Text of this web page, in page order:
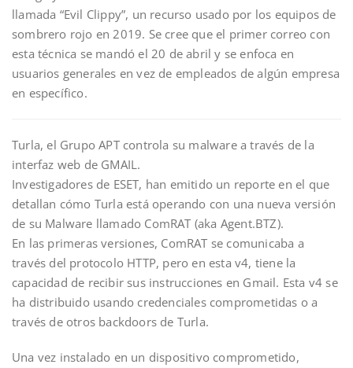
llamada “Evil Clippy”, un recurso usado por los equipos de
sombrero rojo en 2019. Se cree que el primer correo con
esta técnica se mandó el 20 de abril y se enfoca en
usuarios generales en vez de empleados de algún empresa
en específico.
Turla, el Grupo APT controla su malware a través de la
interfaz web de GMAIL.
Investigadores de ESET, han emitido un reporte en el que
detallan cómo Turla está operando con una nueva versión
de su Malware llamado ComRAT (aka Agent.BTZ).
En las primeras versiones, ComRAT se comunicaba a
través del protocolo HTTP, pero en esta v4, tiene la
capacidad de recibir sus instrucciones en Gmail. Esta v4 se
ha distribuido usando credenciales comprometidas o a
través de otros backdoors de Turla.
Una vez instalado en un dispositivo comprometido,